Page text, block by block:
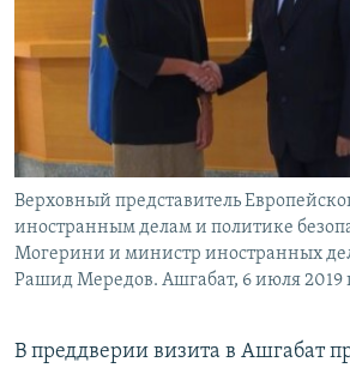
Верховный представитель
иностранным делам и политике
Могерини и министр иностранных
Рашид Мередов. Ашгабат, 6 июля 2019
В преддверии визита в Ашгабат